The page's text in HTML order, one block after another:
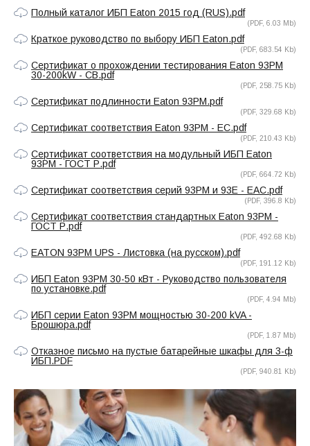
Полный каталог ИБП Eaton 2015 год (RUS).pdf
(PDF, 6.03 Mb)
Краткое руководство по выбору ИБП Eaton.pdf
(PDF, 683.54 Kb)
Сертификат о прохождении тестирования Eaton 93PM
30-200kW - CB.pdf
(PDF, 258.75 Kb)
Сертификат подлинности Eaton 93PM.pdf
(PDF, 329.68 Kb)
Сертификат соответствия Eaton 93PM - EC.pdf
(PDF, 210.43 Kb)
Сертификат соответствия на модульный ИБП Eaton
93PM - ГОСТ Р.pdf
(PDF, 664.72 Kb)
Сертификат соответствия серий 93PM и 93E - EAC.pdf
(PDF, 396.8 Kb)
Сертификат соответствия стандартных Eaton 93PM -
ГОСТ Р.pdf
(PDF, 492.68 Kb)
EATON 93PM UPS - Листовка (на русском).pdf
(PDF, 191.12 Kb)
ИБП Eaton 93PM 30-50 кВт - Руководство пользователя
по установке.pdf
(PDF, 4.94 Mb)
ИБП серии Eaton 93PM мощностью 30-200 kVA -
Брошюра.pdf
(PDF, 1.87 Mb)
Отказное письмо на пустые батарейные шкафы для 3-ф
ИБП.PDF
(PDF, 940.81 Kb)